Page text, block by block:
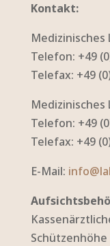
Kontakt:
Medizinisches
Telefon: +49
Telefax: +49
Medizinisches
Telefon: +49
Telefax: +49
E-Mail:
Schützenhöhe